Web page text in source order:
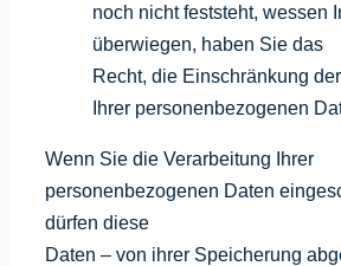
noch nicht feststeht, wessen
überwiegen, haben Sie das
Recht, die Einschränkung
Ihrer personenbezogenen
Wenn Sie die Verarbeitung Ihrer
personenbezogenen Daten
dürfen diese
Daten – von ihrer Speicherung